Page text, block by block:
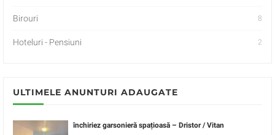
Birouri 8
Hoteluri - Pensiuni 2
ULTIMELE ANUNTURI ADAUGATE
închiriez garsonieră spațioasă – Dristor / Vitan